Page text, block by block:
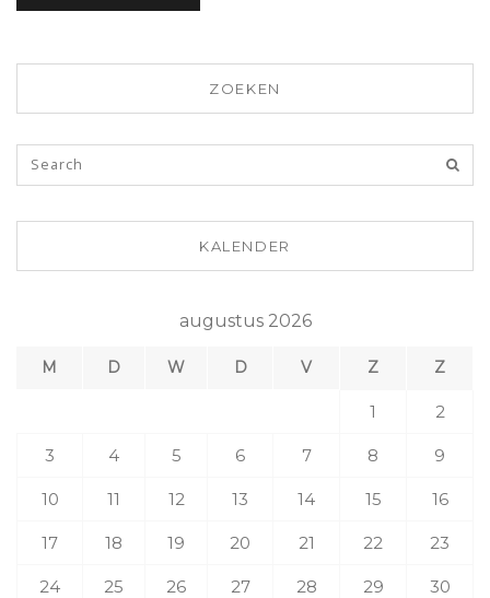
ZOEKEN
KALENDER
augustus 2026
M D W D V Z Z
1 2
3 4 5 6 7 8 9
10 11 12 13 14 15 16
17 18 19 20 21 22 23
24 25 26 27 28 29 30